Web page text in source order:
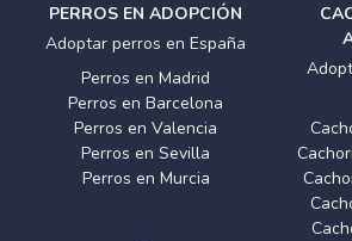
PERROS EN ADOPCIÓN
Adoptar perros en España
Perros en Madrid
Perros en Barcelona
Perros en Valencia
Perros en Sevilla
Perros en Murcia